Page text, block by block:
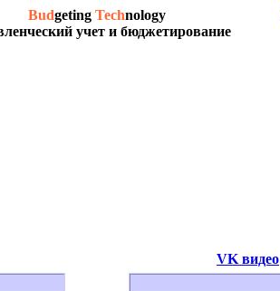
Budgeting Technology
учет и бюджетирование
VK видео